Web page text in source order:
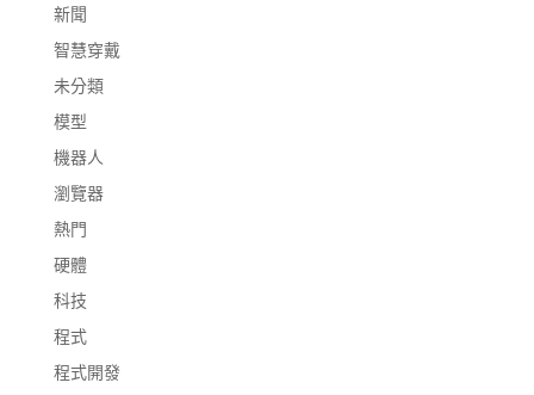
新聞
智慧穿戴
未分類
模型
機器人
瀏覽器
熱門
硬體
科技
程式
程式開發